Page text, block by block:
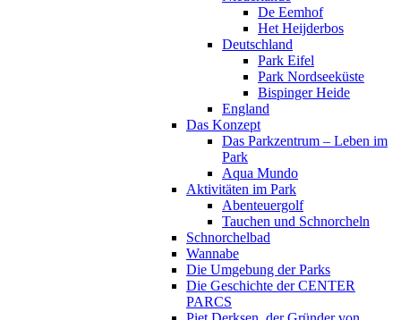
De Eemhof
Het Heijderbos
Deutschland
Park Eifel
Park Nordseeküste
Bispinger Heide
England
Das Konzept
Das Parkzentrum – Leben im
Park
Aqua Mundo
Aktivitäten im Park
Abenteuergolf
Tauchen und Schnorcheln
Schnorchelbad
Wannabe
Die Umgebung der Parks
Die Geschichte der CENTER
PARCS